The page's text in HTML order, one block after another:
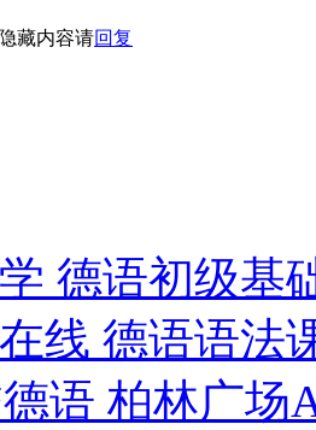
藏内容请回复
德语初级基
线 德语语法
语 柏林广场